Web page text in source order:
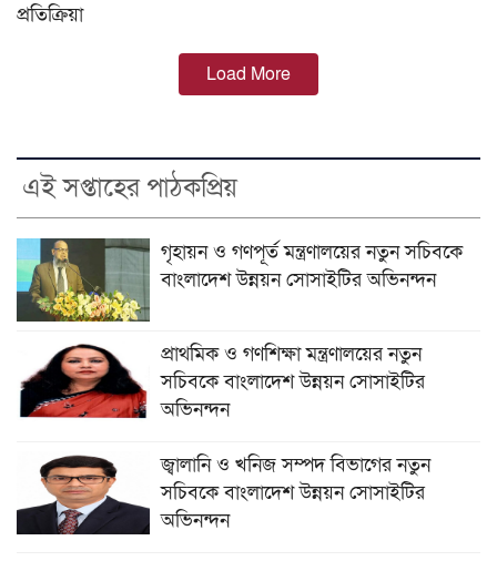
প্রতিক্রিয়া
Load More
এই সপ্তাহের পাঠকপ্রিয়
গৃহায়ন ও গণপূর্ত মন্ত্রণালয়ের নতুন সচিবকে
বাংলাদেশ উন্নয়ন সোসাইটির অভিনন্দন
প্রাথমিক ও গণশিক্ষা মন্ত্রণালয়ের নতুন
সচিবকে বাংলাদেশ উন্নয়ন সোসাইটির
অভিনন্দন
জ্বালানি ও খনিজ সম্পদ বিভাগের নতুন
সচিবকে বাংলাদেশ উন্নয়ন সোসাইটির
অভিনন্দন